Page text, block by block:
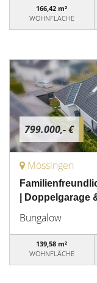
166,42 m²
WOHNFLÄCHE
799.000,- €
Mössingen
| Doppelgarage
Bungalow
139,58 m²
WOHNFLÄCHE